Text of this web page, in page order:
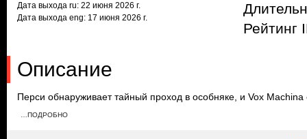
Дата выхода ru: 22 июня 2026 г.
Дата выхода eng: 17 июня 2026 г.
Рейтинг
Описание
Перси обнаруживает тайный проход в особняке, и Vox
подвала. Тринкет и Тэрион остаются наверху лестницы и
…ПОДРОБНО